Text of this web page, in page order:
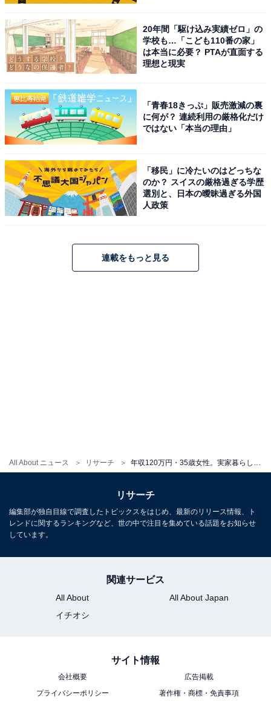
All About ニュース リサーチ
ができない
一方、実家暮らしならではの問題で苦労していること
も。
「好きな時間にご飯を食べたり、お風呂に入ったり、起
きたり寝たりすることができないです。また、自由に友
達をお家に呼べないので不便です。好きな時間にテレビ
を見たり、好きな家具や家電を置くことができないで
人と一緒に生活する共同生活では、必ずしも自身のペー
スでの生活ができるわけではないので、その点について
また、実家暮らしをする上でお金に関する悩みについて
ィア担当を経て現在に至る。All AboutおよびAll About ニ
こちらもおすすめ
20年間「駆け込み実績ゼロ」の
学校も…「こども110番の家」
は本当に必要？ PTAが直面する
理想と現実
「青春18きっぷ」販売激減の裏
に何が？ 連続利用の厳格化だけ
ではない「本当の理由」
「移民」に冷たいのはどっちな
のか？ スイスの厳格過ぎる学歴
選別と、日本の曖昧過ぎる外国
人政策
連載をもっと見る
リサーチ
編集部が独自目線で調査したトピックスをはじめ、最新のリリース情報、ト
レンドに関するランキングなど、世の中で注目を集めている話題をお知らせ
しています。
関連サービス
All About
All About Japan
イチオシ
サイト情報
会社概要
広告掲載
プライバシーポリシー
著作権・商標・免責事項